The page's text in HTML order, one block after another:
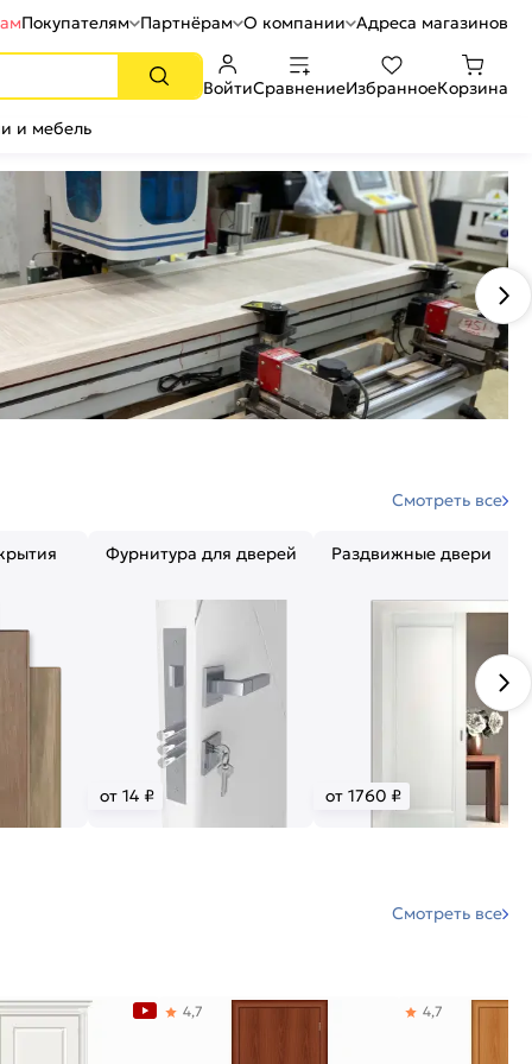
Покупателям Партнёрам О компании Адреса магазинов
ВойтиСравнениеИзбранноеКорзина
и мебель
Смотреть все
Фурнитура для дверей
от 14 ₽
Раздвижные двери
от 1760 ₽
Смотреть все
4,7 4,7